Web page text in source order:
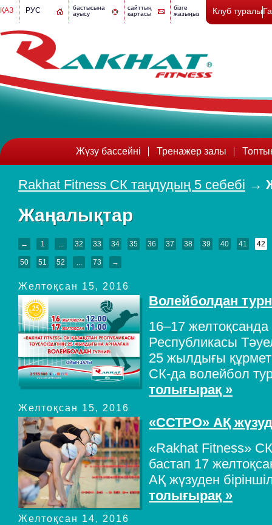
бастысына
ауысу
сайттың
картасы
бізге
жазыңыз
ҚАЗ РУС Клуб туралы
Жүзу бассейні Тренажер залы
Rakhat Fitness СК таңдудың 5 себебі →
Жаңалықтар
← 1 ... 32 33 34 35 36 37 38 39 40 41 42
50 51 52 ... 73 →
Желтоқсан 15, 2016
Волейболдан
16–17 желтоқсанда
Республикасы
25 жылдығы
СК-да волейбол
толығырақ »
Желтоқсан 15, 2016
«ССТРО» АҚ
«Rakhat Fitness»
бастап 17
АҚ жүзуден
толығырақ »
Желтоқсан 14, 2016